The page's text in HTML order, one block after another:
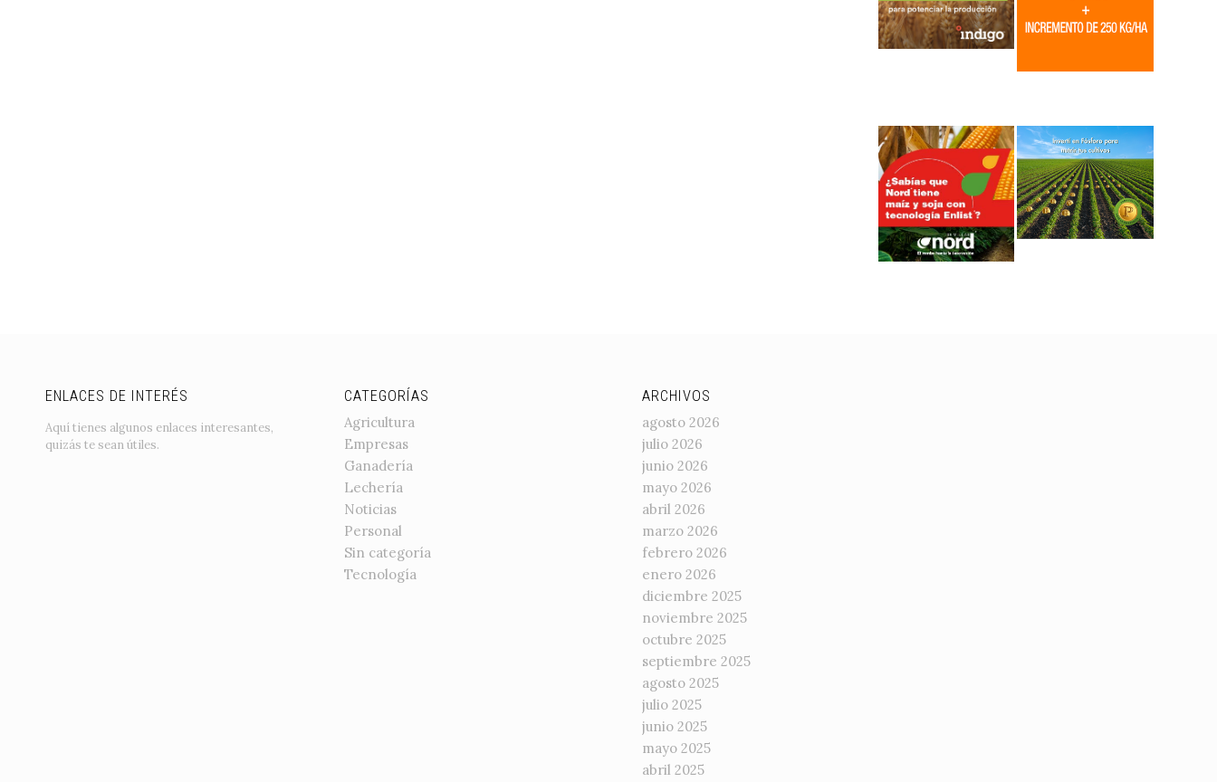
ENLACES DE INTERÉS
Aquí tienes algunos enlaces interesantes,
quizás te sean útiles.
CATEGORÍAS
Agricultura
Empresas
Ganadería
Lechería
Noticias
Personal
Sin categoría
Tecnología
ARCHIVOS
agosto 2026
julio 2026
junio 2026
mayo 2026
abril 2026
marzo 2026
febrero 2026
enero 2026
diciembre 2025
noviembre 2025
octubre 2025
septiembre 2025
agosto 2025
julio 2025
junio 2025
mayo 2025
abril 2025